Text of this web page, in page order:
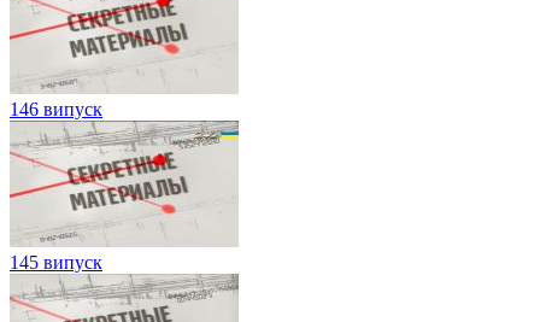
146 випуск
145 випуск